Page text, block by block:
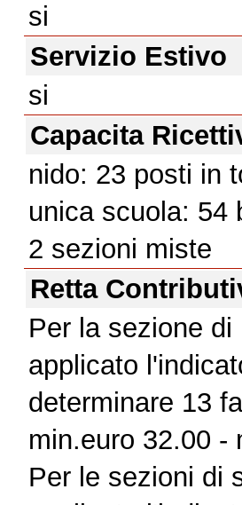
si
Servizio Estivo
si
Capacita
nido: 23 posti in
unica scuola: 54
2 sezioni miste
Retta
Per la sezione di
applicato
determinare 13
min.euro 32.00 -
Per le sezioni di